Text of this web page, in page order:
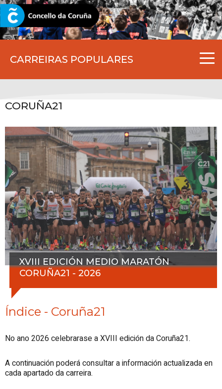
CARREIRAS POPULARES
CORUNA.GAL
CORUÑA21
XVIII EDICIÓN MEDIO MARATÓN
CORUÑA21 - 2026
Índice - Coruña21
No ano 2026 celebrarase a XVIII edición da Coruña21.
A continuación poderá consultar a información actualizada en
cada apartado da carreira.